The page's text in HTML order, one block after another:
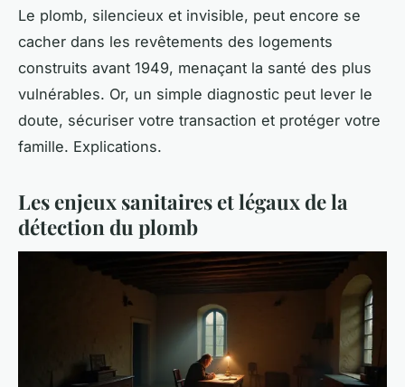
Le plomb, silencieux et invisible, peut encore se
cacher dans les revêtements des logements
construits avant 1949, menaçant la santé des plus
vulnérables. Or, un simple diagnostic peut lever le
doute, sécuriser votre transaction et protéger votre
famille. Explications.
Les enjeux sanitaires et légaux de la
détection du plomb